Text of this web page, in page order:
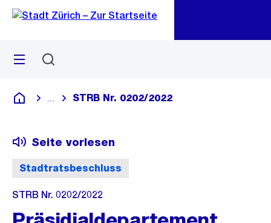
Navigation
Sprunglink
Menü
Deutsch
Blende alle Breadcrumbs ein
STRB Nr. 0202/2022
Stadtratsbeschluss
Seite vorlesen
STRB Nr. 0202/2022